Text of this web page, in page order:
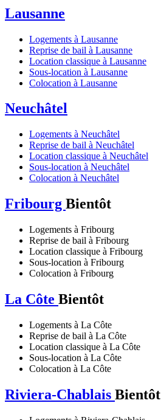
Lausanne
Logements à Lausanne
Reprise de bail à Lausanne
Location classique à Lausanne
Sous-location à Lausanne
Colocation à Lausanne
Neuchâtel
Logements à Neuchâtel
Reprise de bail à Neuchâtel
Location classique à Neuchâtel
Sous-location à Neuchâtel
Colocation à Neuchâtel
Fribourg Bientôt
Logements à Fribourg
Reprise de bail à Fribourg
Location classique à Fribourg
Sous-location à Fribourg
Colocation à Fribourg
La Côte Bientôt
Logements à La Côte
Reprise de bail à La Côte
Location classique à La Côte
Sous-location à La Côte
Colocation à La Côte
Riviera-Chablais Bientôt